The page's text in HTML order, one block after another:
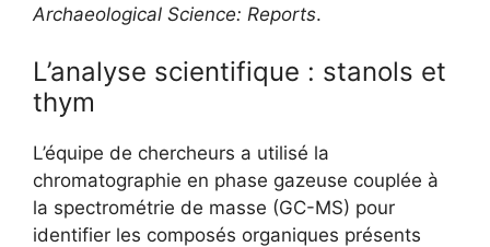
Archaeological Science: Reports.
L’analyse scientifique : stanols et
thym
L’équipe de chercheurs a utilisé la
chromatographie en phase gazeuse couplée à
la spectrométrie de masse (GC-MS) pour
identifier les composés organiques présents